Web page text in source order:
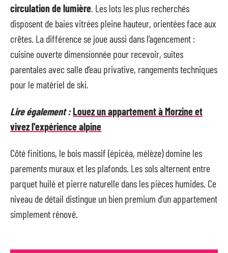
circulation de lumière. Les lots les plus recherchés
disposent de baies vitrées pleine hauteur, orientées face aux
crêtes. La différence se joue aussi dans l’agencement :
cuisine ouverte dimensionnée pour recevoir, suites
parentales avec salle d’eau privative, rangements techniques
pour le matériel de ski.
Lire également :Louez un appartement à Morzine et
vivez l'expérience alpine
Côté finitions, le bois massif (épicéa, mélèze) domine les
parements muraux et les plafonds. Les sols alternent entre
parquet huilé et pierre naturelle dans les pièces humides. Ce
niveau de détail distingue un bien premium d’un appartement
simplement rénové.